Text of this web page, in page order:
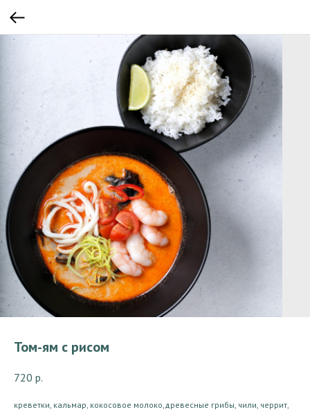
Том-ям с рисом
720 р.
креветки, кальмар, кокосовое молоко,древесные грибы, чили, черрит,